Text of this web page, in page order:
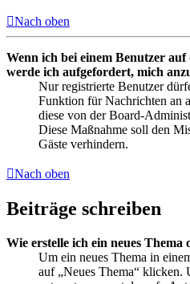
Nach oben
Wenn ich bei einem Benutzer
werde ich aufgefordert, mich
Nur registrierte Benutzer
Funktion für Nachrichten an
diese von der Board-
Diese Maßnahme soll den
Gäste verhindern.
Nach oben
Beiträge schreiben
Wie erstelle ich ein neues Thema
Um ein neues Thema in
auf „Neues Thema“ klicken.